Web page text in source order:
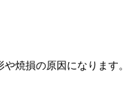
焼損の原因になります。